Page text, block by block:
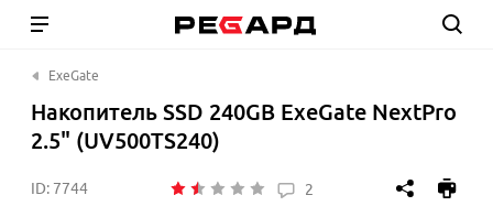
ExeGate
Накопитель SSD 240GB ExeGate NextPro
2.5" (UV500TS240)
ID: 7744 2